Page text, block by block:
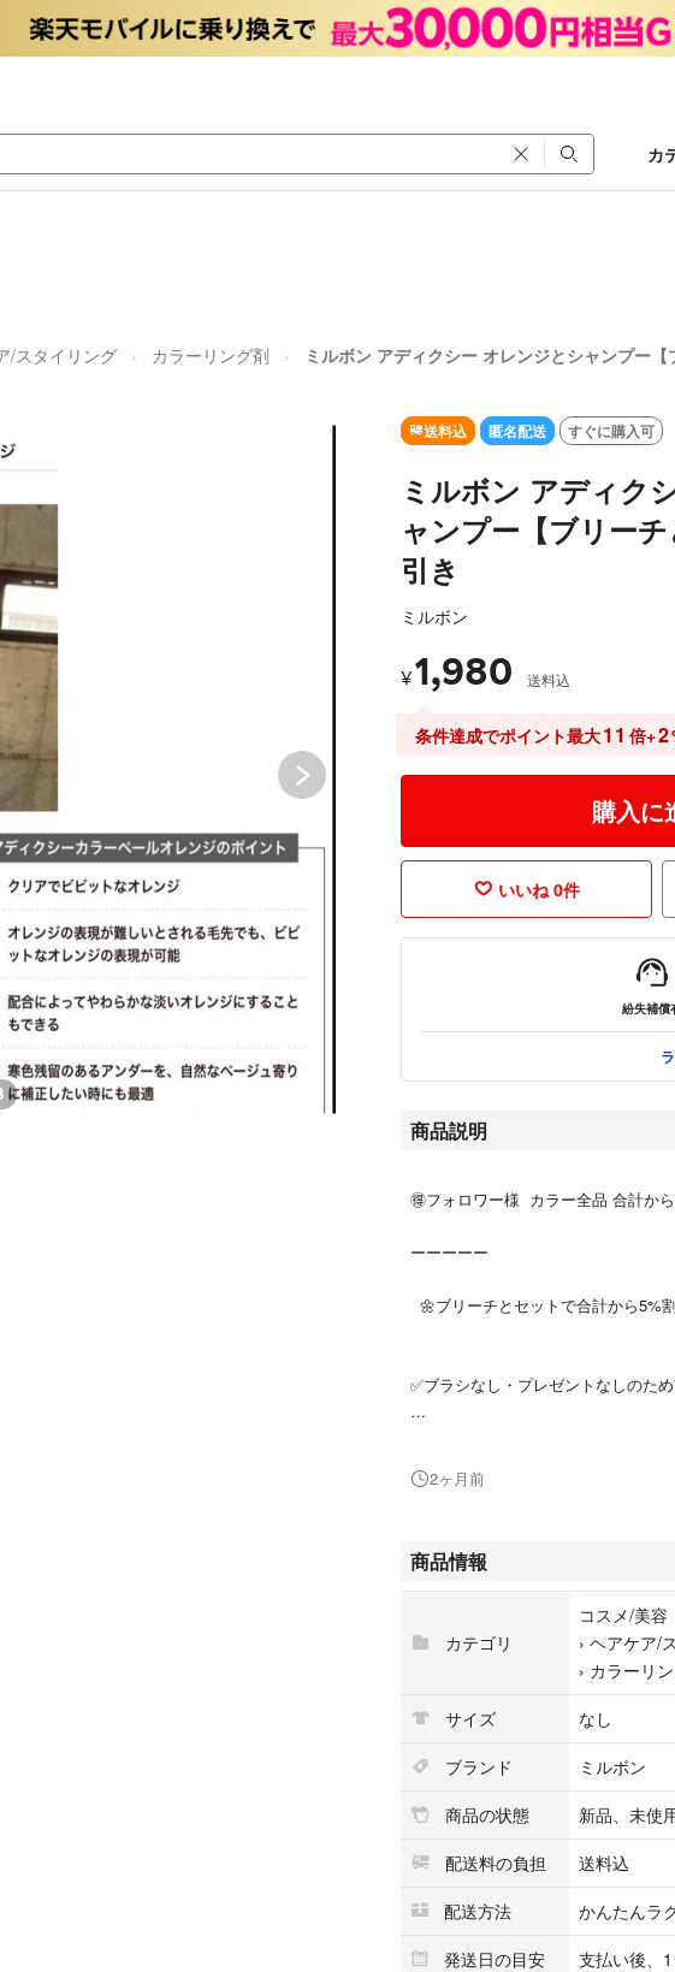
カ
/スタイリング カラーリング剤 ミルボン アディクシー オレンジとシャンプー
送料込 匿名配送 すぐに購入可
ミルボン アディク
ャンプー【ブリー
引き
ミルボン
¥1,980 送料込
条件達成でポイント最大11 倍+2
購入に
いいね 0件
紛失補償
商品説明
🉐フォロワー様 カラー全品 合計か
ーーーーー
🌼ブリーチとセットで合計から5%
✅ブラシなし・プレゼントなしのた
ブリーチやカラー、白髪染めを繰り
10ml ／ ¥200（1袋追加＋¥100）
20ml ／ ¥300（1袋追加＋¥150）
⭐︎10mlは市販のお試しシャンプー1回
✅混ぜるだけですぐに使えます
✅カラー１本追加で＋¥1,600です（組
🤍ミルボン アディクシー🤍
カラー剤とデベロッパーの両方に
色系カラーやアッシュカラーが綺麗
2ヶ月前
商品情報
カテゴリ
コスメ/美容
› ヘアケア/
› カラーリ
サイズ
なし
ブランド
ミルボン
商品の状態
新品、未使
配送料の負担
送料込
配送方法
かんたんラ
発送日の目安
支払い後、